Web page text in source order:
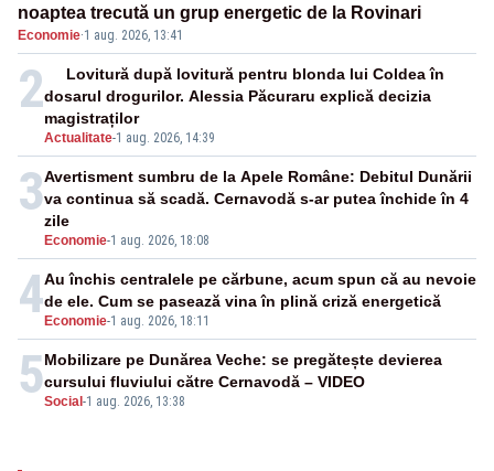
noaptea trecută un grup energetic de la Rovinari
Economie·1 aug. 2026, 13:41
2
Actualitate-1 aug. 2026, 14:39
Lovitură după lovitură pentru blonda lui Coldea în
dosarul drogurilor. Alessia Păcuraru explică decizia
magistraților
3
Economie-1 aug. 2026, 18:08
Avertisment sumbru de la Apele Române: Debitul Dunării
va continua să scadă. Cernavodă s-ar putea închide în 4
zile
4 Economie-1 aug. 2026, 18:11
Au închis centralele pe cărbune, acum spun că au nevoie
de ele. Cum se pasează vina în plină criză energetică
5Social -1 aug. 2026, 13:38
Mobilizare pe Dunărea Veche: se pregătește devierea
cursului fluviului către Cernavodă – VIDEO